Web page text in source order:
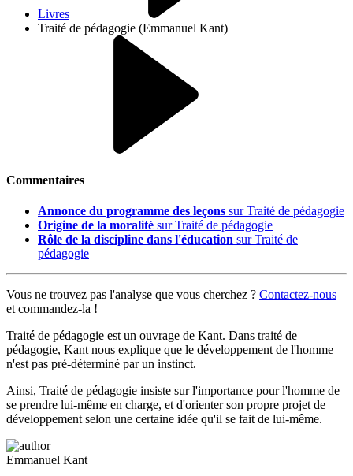
Livres
Traité de pédagogie (Emmanuel Kant)
Commentaires
Annonce du programme des leçons sur Traité de pédagogie
Origine de la moralité sur Traité de pédagogie
Rôle de la discipline dans l'éducation sur Traité de
pédagogie
Vous ne trouvez pas l'analyse que vous cherchez ? Contactez-nous
et commandez-la !
Traité de pédagogie est un ouvrage de Kant. Dans traité de
pédagogie, Kant nous explique que le développement de l'homme
n'est pas pré-déterminé par un instinct.
Ainsi, Traité de pédagogie insiste sur l'importance pour l'homme de
se prendre lui-même en charge, et d'orienter son propre projet de
développement selon une certaine idée qu'il se fait de lui-même.
Emmanuel Kant